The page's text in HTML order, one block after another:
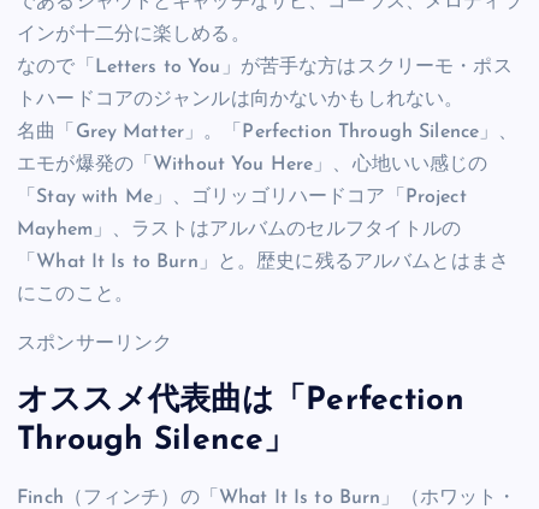
インが十二分に楽しめる。
なので「Letters to You」が苦手な方はスクリーモ・ポス
トハードコアのジャンルは向かないかもしれない。
名曲「Grey Matter」。「Perfection Through Silence」、
エモが爆発の「Without You Here」、心地いい感じの
「Stay with Me」、ゴリッゴリハードコア「Project
Mayhem」、ラストはアルバムのセルフタイトルの
「What It Is to Burn」と。歴史に残るアルバムとはまさ
にこのこと。
スポンサーリンク
オススメ代表曲は「Perfection
Through Silence」
Finch（フィンチ）の「What It Is to Burn」（ホワット・